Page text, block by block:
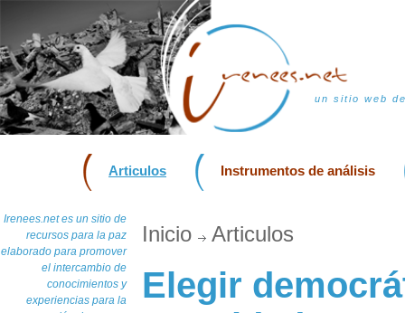
un sitio web
Articulos Instrumentos de análisis
Irenees.net es un sitio de
recursos para la paz
elaborado para promover
el intercambio de
conocimientos y
experiencias para la
Inicio Articulos
Elegir